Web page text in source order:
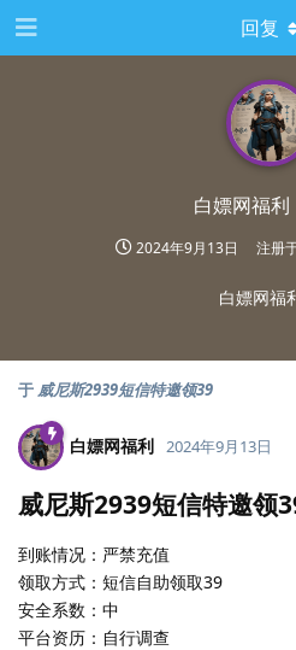
白嫖网福利
2024年9月13日 注册
白嫖网福
回复
于威尼斯2939短信特邀领39
白嫖网福利 2024年9月13日
威尼斯2939短信特邀领
到账情况：严禁充值
领取方式：短信自助领取39
安全系数：中
平台资历：自行调查